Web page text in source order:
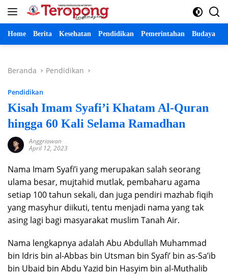
Langsung
Home Berita Kesehatan Pendidikan Pemerintahan Budaya
Beranda Pendidikan
Pendidikan
Kisah Imam Syafi’i Khatam Al-Quran
hingga 60 Kali Selama Ramadhan
Anggriawan
April 12, 2023
Nama Imam Syafi’i yang merupakan salah seorang
ulama besar, mujtahid mutlak, pembaharu agama
setiap 100 tahun sekali, dan juga pendiri mazhab fiqih
yang masyhur diikuti, tentu menjadi nama yang tak
asing lagi bagi masyarakat muslim Tanah Air.
Nama lengkapnya adalah Abu Abdullah Muhammad
bin Idris bin al-Abbas bin Utsman bin Syafi’ bin as-Sa’ib
bin Ubaid bin Abdu Yazid bin Hasyim bin al-Muthalib